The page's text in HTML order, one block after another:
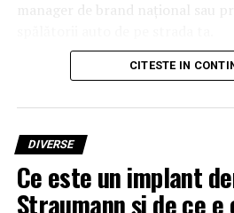
manager de brand național sau
Pentru al doilea, răspunsul e mai
cinci ani. Motivele nu au însă
pentru panouri, ci cu economia
atenției pe o rază de câțiva
Ce s-a schimbat
CITESTE IN
DIVERSE
Ce este un implant
Straumann și de ce